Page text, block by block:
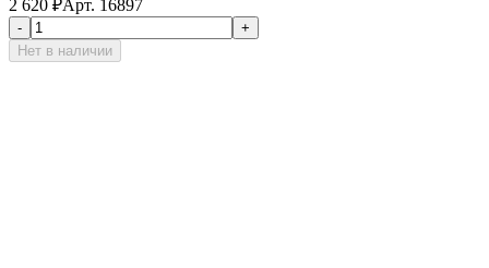
2 620 ₽Арт. 16897
-
+
Нет в наличии